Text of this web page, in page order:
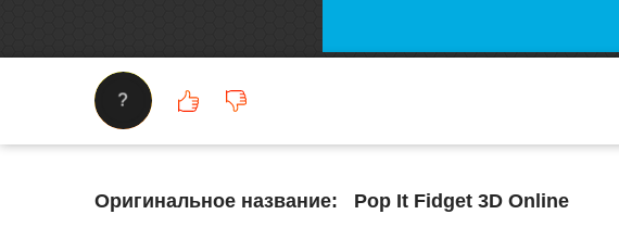
?
Оригинальное название: Pop It Fidget 3D Online